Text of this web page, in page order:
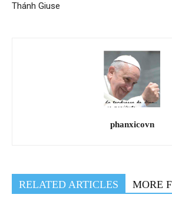
Thánh Giuse
phanxicovn
RELATED ARTICLES MORE